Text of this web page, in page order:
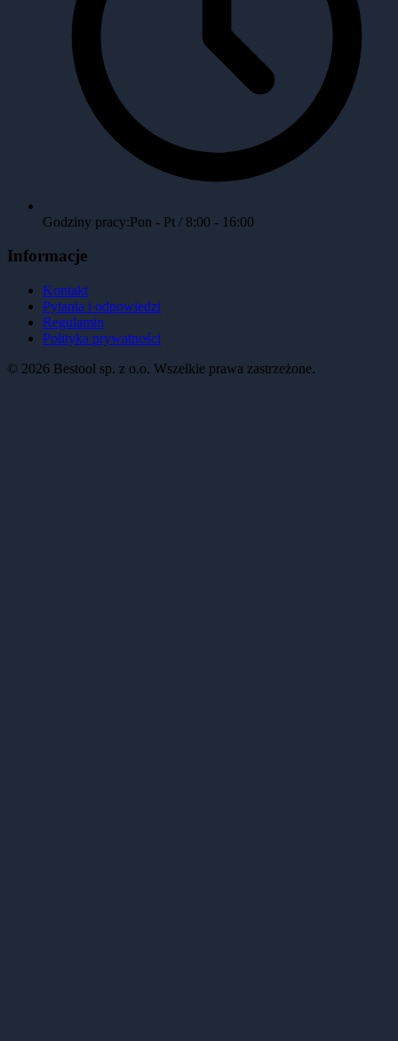
Godziny pracy:Pon - Pt / 8:00 - 16:00
Informacje
Kontakt
Pytania i odpowiedzi
Regulamin
Polityka prywatności
© 2026 Bestool sp. z o.o. Wszelkie prawa zastrzeżone.